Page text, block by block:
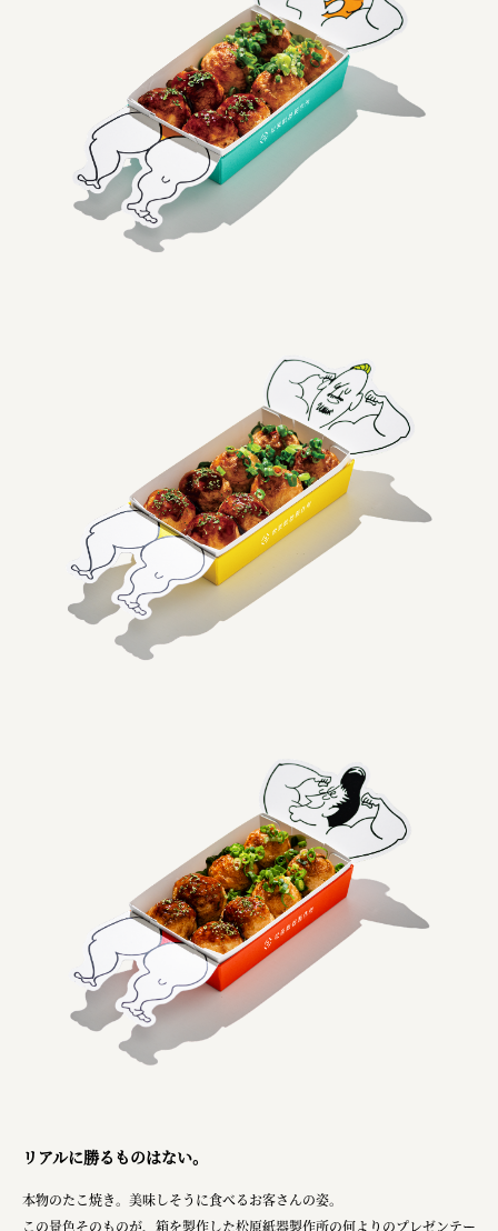
リアルに勝るものはない。
本物のたこ焼き。美味しそうに食べるお客さんの姿。
この景色そのものが、箱を製作した松原紙器製作所の何よりのプレゼンテー